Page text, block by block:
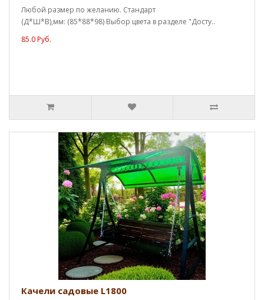
Любой размер по желанию. Стандарт
(Д*Ш*В),мм: (85*88*98) Выбор цвета в разделе "Досту..
85.0 Руб.
Качели садовые L1800